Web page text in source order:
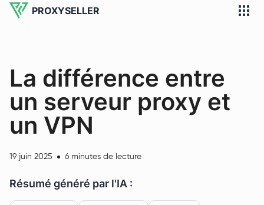
PROXYSELLER
La différence entre
un serveur proxy et
un VPN
19 juin 2025 6 minutes de lecture
Résumé généré par l'IA :